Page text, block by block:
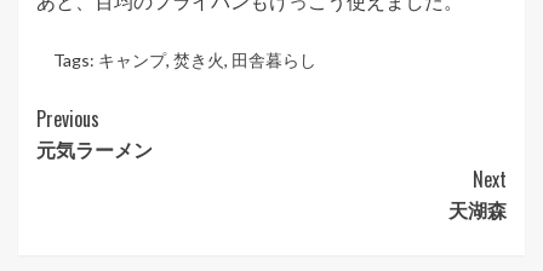
Tags: キャンプ, 焚き火, 田舎暮らし
Post
Navigation
Previous
元気ラーメン
Next
天湖森